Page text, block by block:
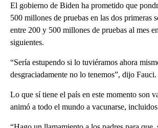
El gobierno de Biden ha prometido que
500 millones de pruebas en las dos primeras
entre 200 y 500 millones de pruebas al mes
siguientes.
“Sería estupendo si lo tuviéramos ahora
desgraciadamente no lo tenemos”, dijo Fauci.
Lo que sí tiene el país en este momento son
animó a todo el mundo a vacunarse,